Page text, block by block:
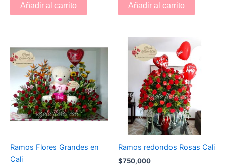
Añadir al carrito Añadir al carrito
Ramos Flores Grandes en
Cali
Ramos redondos Rosas Cali
$750,000